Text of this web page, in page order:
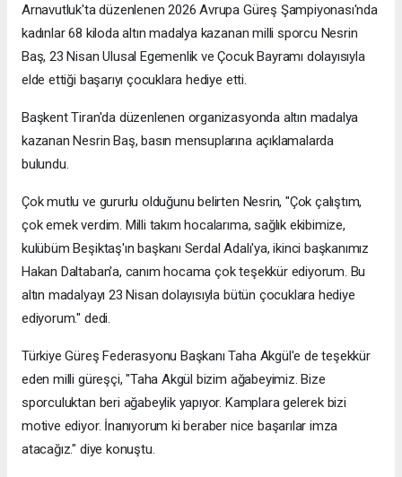
Arnavutluk'ta düzenlenen 2026 Avrupa Güreş Şampiyonası'nda
kadınlar 68 kiloda altın madalya kazanan milli sporcu Nesrin
Baş, 23 Nisan Ulusal Egemenlik ve Çocuk Bayramı dolayısıyla
elde ettiği başarıyı çocuklara hediye etti.
Başkent Tiran'da düzenlenen organizasyonda altın madalya
kazanan Nesrin Baş, basın mensuplarına açıklamalarda
bulundu.
Çok mutlu ve gururlu olduğunu belirten Nesrin, "Çok çalıştım,
çok emek verdim. Milli takım hocalarıma, sağlık ekibimize,
kulübüm Beşiktaş'ın başkanı Serdal Adalı'ya, ikinci başkanımız
Hakan Daltaban'a, canım hocama çok teşekkür ediyorum. Bu
altın madalyayı 23 Nisan dolayısıyla bütün çocuklara hediye
ediyorum." dedi.
Türkiye Güreş Federasyonu Başkanı Taha Akgül'e de teşekkür
eden milli güreşçi, "Taha Akgül bizim ağabeyimiz. Bize
sporculuktan beri ağabeylik yapıyor. Kamplara gelerek bizi
motive ediyor. İnanıyorum ki beraber nice başarılar imza
atacağız." diye konuştu.